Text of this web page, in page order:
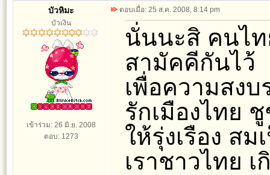
บัวหิมะ
บัวเงิน
เข้าร่วม: 26 มิ.ย. 2008
ตอบ: 1273
ตอบเมื่อ: 25 ส.ค. 2008, 8:14 pm
นั่นนะสิ คนไท
สามัคคีกันไว้
เพื่อความสงบ
รักเมืองไทย
ให้รุ่งเรือง สม
เราชาวไทย